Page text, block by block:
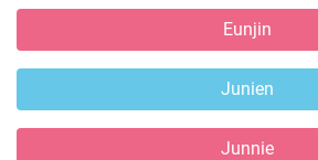
Eunjin
Junien
Junnie